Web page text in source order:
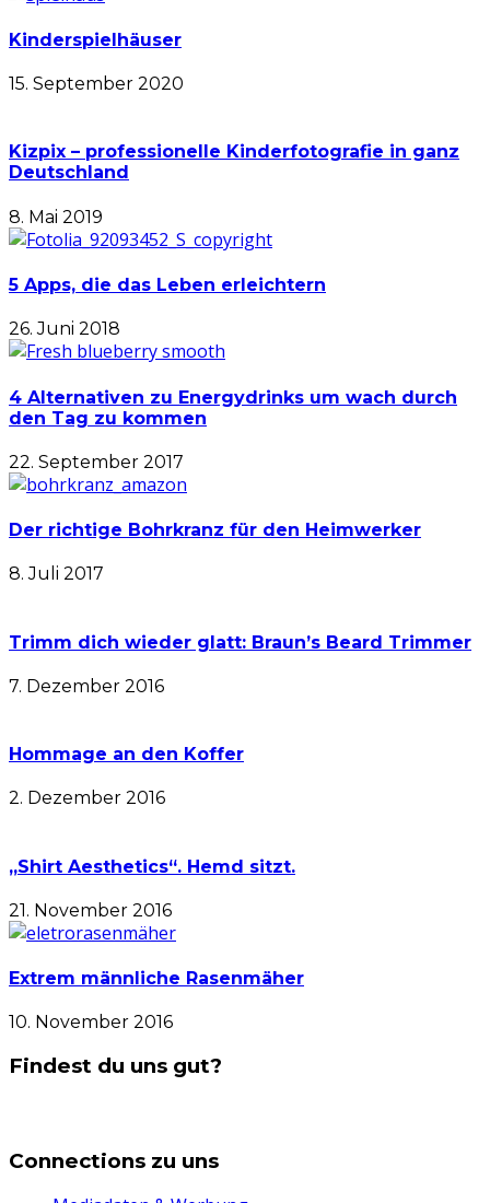
Kinderspielhäuser
15. September 2020
Kizpix – professionelle Kinderfotografie in ganz
Deutschland
8. Mai 2019
5 Apps, die das Leben erleichtern
26. Juni 2018
4 Alternativen zu Energydrinks um wach durch
den Tag zu kommen
22. September 2017
Der richtige Bohrkranz für den Heimwerker
8. Juli 2017
Trimm dich wieder glatt: Braun’s Beard Trimmer
7. Dezember 2016
Hommage an den Koffer
2. Dezember 2016
„Shirt Aesthetics“. Hemd sitzt.
21. November 2016
Extrem männliche Rasenmäher
10. November 2016
Findest du uns gut?
Connections zu uns